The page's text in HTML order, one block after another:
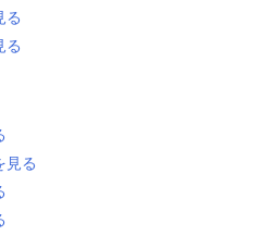
る
る
見る